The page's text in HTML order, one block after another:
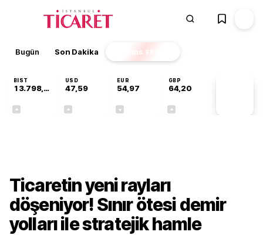
Bugün Son Dakika Finans EKSTRA
BIST
13.798,82
USD
47,59
EUR
54,97
GBP
64,20
Ticaretin yeni rayları
döşeniyor! Sınır ötesi demir
yolları ile stratejik hamle